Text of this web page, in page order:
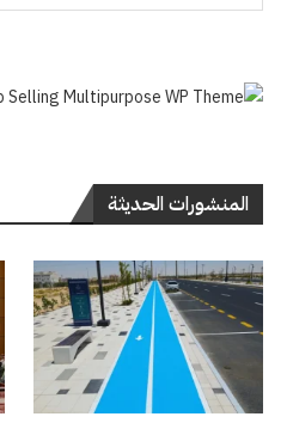
المنشورات الحديثة